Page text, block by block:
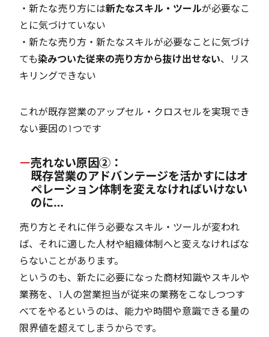
・新たな売り方には新たなスキル・ツールが必要なこ
とに気づけていない
・新たな売り方・新たなスキルが必要なことに気づけ
ても染みついた従来の売り方から抜け出せない、リス
キリングできない
これが既存営業のアップセル・クロスセルを実現でき
ない要因の1つです
売れない原因②：
既存営業のアドバンテージを活かすにはオ
ペレーション体制を変えなければいけない
のに…
売り方とそれに伴う必要なスキル・ツールが変われ
ば、それに適した人材や組織体制へと変えなければな
らないことがあります。
というのも、新たに必要になった商材知識やスキルや
業務を、1人の営業担当が従来の業務をこなしつつす
べてをやるというのは、能力や時間や意識できる量の
限界値を超えてしまうからです。